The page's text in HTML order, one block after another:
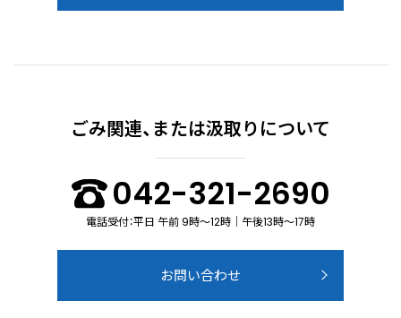
ごみ関連、または汲取りについて
042-321-2690
電話受付：平日 午前 9時～12時｜午後13時～17時
お問い合わせ